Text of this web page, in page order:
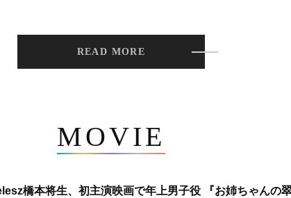
READ MORE
MOVIE
橋本将生、初主演映画で年上男子役 『お姉ちゃんの